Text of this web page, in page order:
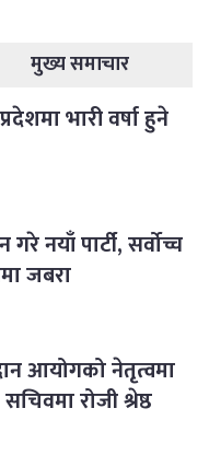
मुख्य समाचार
भारी वर्षा हुने
नयाँ पार्टी, सर्वोच्च
जबरा
आयोगको नेतृत्वमा
रोजी श्रेष्ठ